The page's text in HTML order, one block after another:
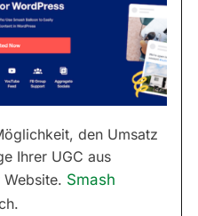
den Umsatz
Ihrer UGC aus
Smash